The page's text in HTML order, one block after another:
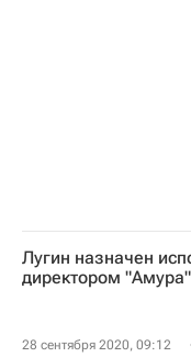
Лугин назначен
директором "Амура"
28 сентября 2020, 09:12